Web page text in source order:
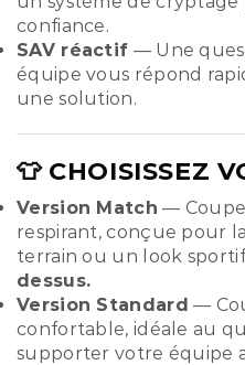
confiance.
SAV réactif — Une
équipe vous répond
une solution.
👕 CHOISISSEZ
Version Match —
respirant, conçue pour
terrain ou un look
dessus.
Version Standard —
confortable, idéale au
supporter votre équipe